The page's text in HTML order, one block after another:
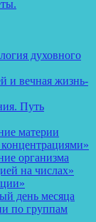
духовного
и вечная жизнь-
Путь
материи
организма
на числах»
день месяца
по группам